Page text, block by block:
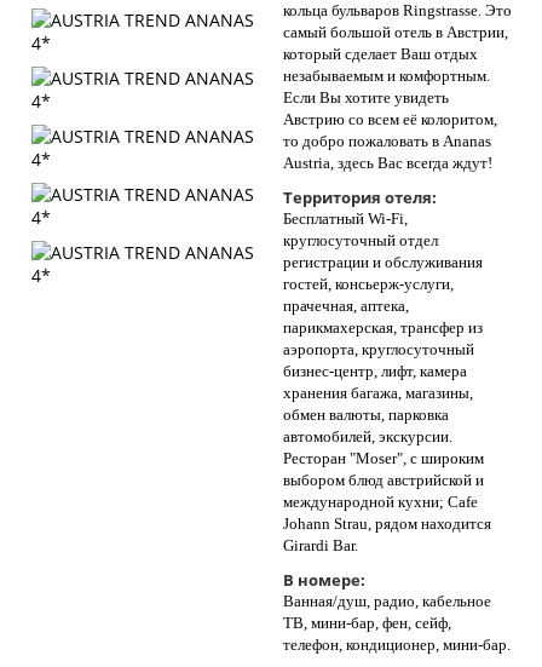
кольца бульваров Ringstrasse. Это
самый большой отель в Австрии,
который сделает Ваш отдых
незабываемым и комфортным.
Если Вы хотите увидеть
Австрию со всем её колоритом,
то добро пожаловать в Ananas
Austria, здесь Вас всегда ждут!
Территория отеля:
Бесплатный Wi-Fi,
круглосуточный отдел
регистрации и обслуживания
гостей, консьерж-услуги,
прачечная, аптека,
парикмахерская, трансфер из
аэропорта, круглосуточный
бизнес-центр, лифт, камера
хранения багажа, магазины,
обмен валюты, парковка
автомобилей, экскурсии.
Ресторан "Moser", с широким
выбором блюд австрийской и
международной кухни; Cafe
Johann Strau, рядом находится
Girardi Bar.
В номере:
Ванная/душ, радио, кабельное
ТВ, мини-бар, фен, сейф,
телефон, кондиционер, мини-бар.